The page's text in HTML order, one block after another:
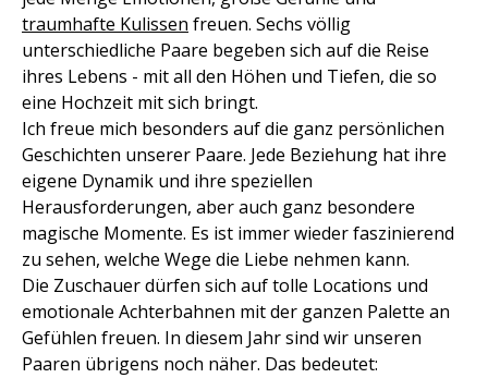
traumhafte Kulissen freuen. Sechs völlig
unterschiedliche Paare begeben sich auf die Reise
ihres Lebens - mit all den Höhen und Tiefen, die so
eine Hochzeit mit sich bringt.
Ich freue mich besonders auf die ganz persönlichen
Geschichten unserer Paare. Jede Beziehung hat ihre
eigene Dynamik und ihre speziellen
Herausforderungen, aber auch ganz besondere
magische Momente. Es ist immer wieder faszinierend
zu sehen, welche Wege die Liebe nehmen kann.
Die Zuschauer dürfen sich auf tolle Locations und
emotionale Achterbahnen mit der ganzen Palette an
Gefühlen freuen. In diesem Jahr sind wir unseren
Paaren übrigens noch näher. Das bedeutet: